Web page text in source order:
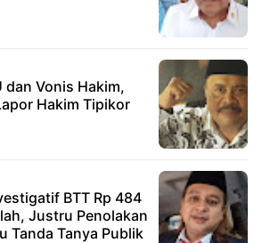
dan Vonis Hakim,
Hakim Tipikor
BTT Rp 484
Justru Penolakan
Tanda Tanya Publik